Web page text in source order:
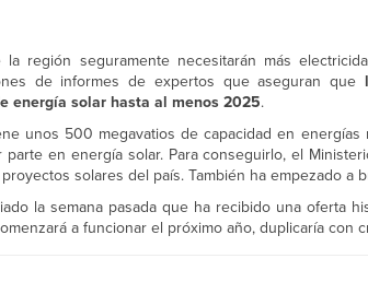
región seguramente necesitarán más
de informes de expertos que aseguran que
energía solar hasta al menos 2025.
unos 500 megavatios de capacidad en
en energía solar. Para conseguirlo, el
solares del país. También ha empezado a
la semana pasada que ha recibido una oferta
a funcionar el próximo año, duplicaría con